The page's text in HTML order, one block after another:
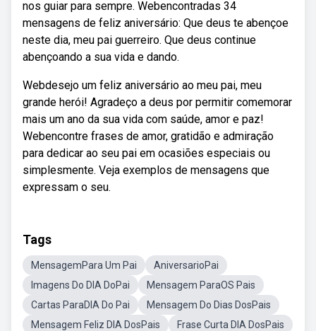
nos guiar para sempre. Webencontradas 34
mensagens de feliz aniversário: Que deus te abençoe
neste dia, meu pai guerreiro. Que deus continue
abençoando a sua vida e dando.
Webdesejo um feliz aniversário ao meu pai, meu
grande herói! Agradeço a deus por permitir comemorar
mais um ano da sua vida com saúde, amor e paz!
Webencontre frases de amor, gratidão e admiração
para dedicar ao seu pai em ocasiões especiais ou
simplesmente. Veja exemplos de mensagens que
expressam o seu.
Tags
MensagemPara Um Pai
AniversarioPai
Imagens Do DIA DoPai
Mensagem ParaOS Pais
Cartas ParaDIA Do Pai
Mensagem Do Dias DosPais
Mensagem Feliz DIA DosPais
Frase Curta DIA DosPais